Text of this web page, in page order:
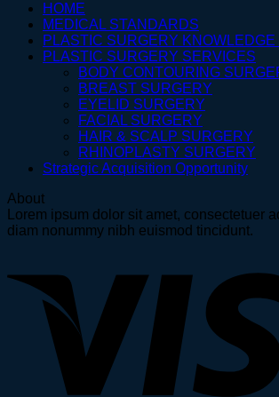
HOME
MEDICAL STANDARDS
PLASTIC SURGERY
PLASTIC SURGERY SERVICES
BODY CONTOURING
BREAST SURGERY
EYELID SURGERY
FACIAL SURGERY
HAIR & SCALP SURGERY
RHINOPLASTY SURGERY
Strategic Acquisition Opportunity
About
Lorem ipsum dolor sit amet, consectetuer
diam nonummy nibh euismod tincidunt.